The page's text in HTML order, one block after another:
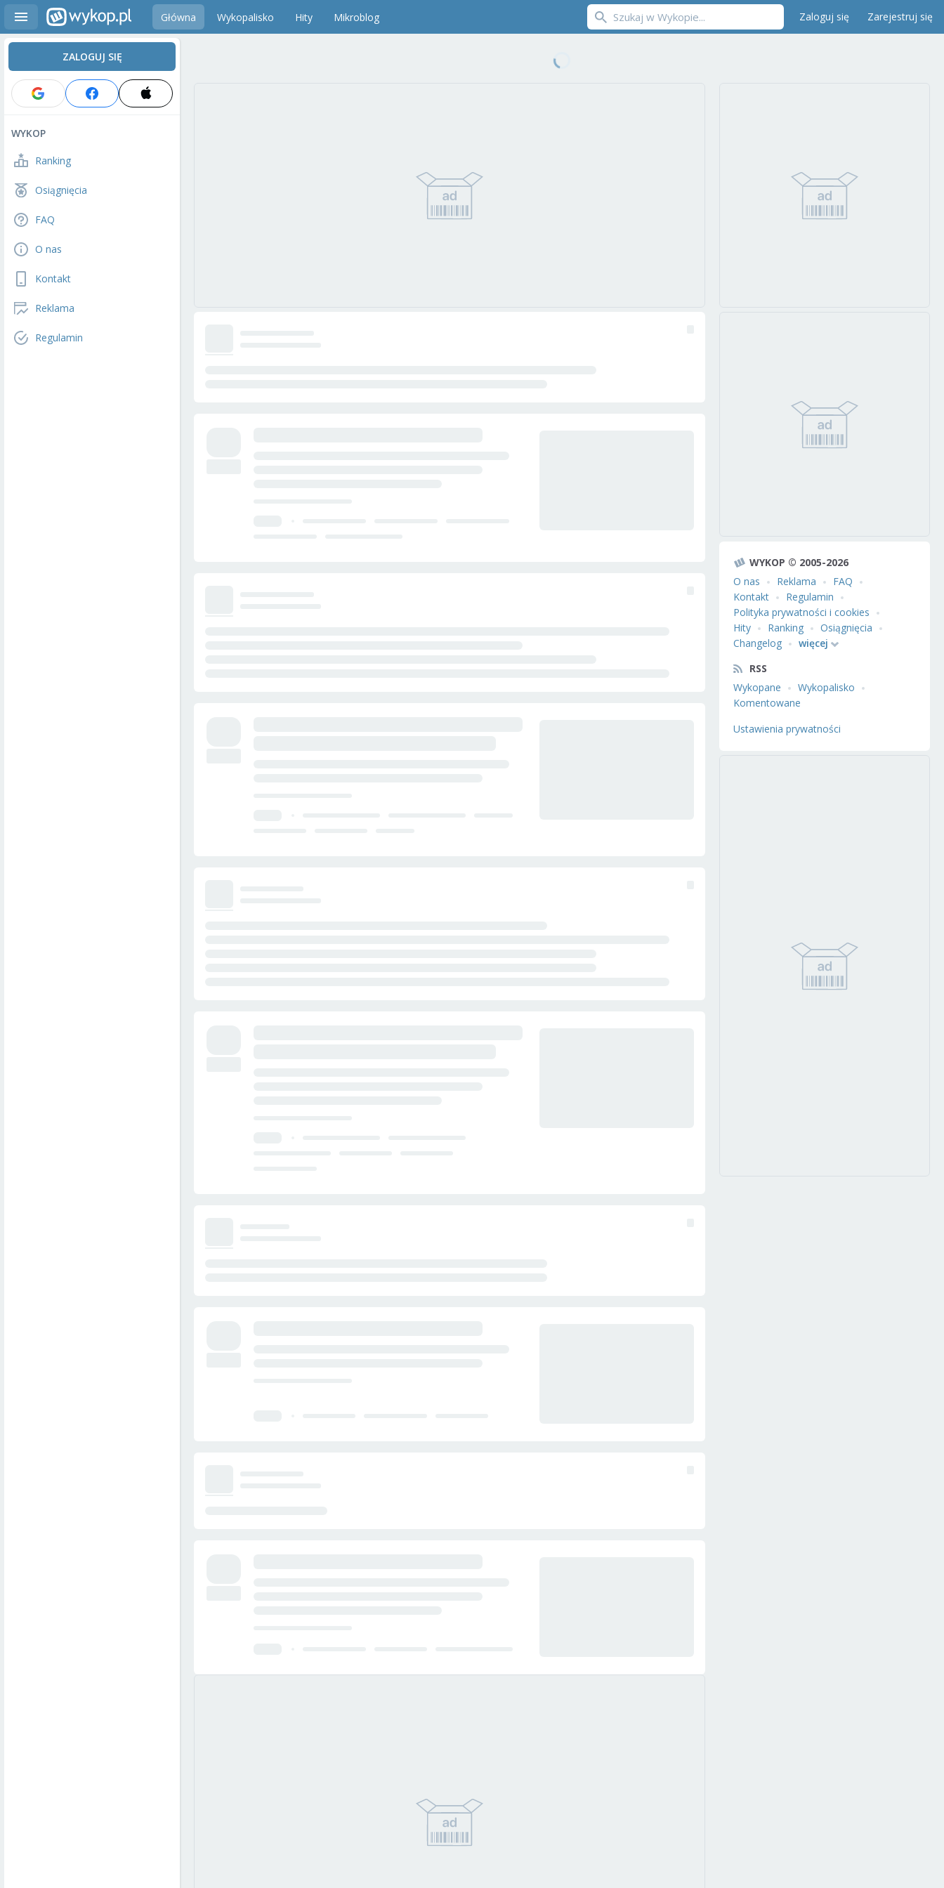
Główna Wykopalisko Hity Mikroblog Zaloguj się Zarejestruj się
ZALOGUJ SIĘ
WYKOP
Ranking
Osiągnięcia
FAQ
O nas
Kontakt
Reklama
Regulamin
WYKOP © 2005-2026
O nas
Reklama
FAQ
Kontakt
Regulamin
Polityka prywatności i cookies
Hity
Ranking
Osiągnięcia
Changelog
więcej
RSS
Wykopane
Wykopalisko
Komentowane
Ustawienia prywatności